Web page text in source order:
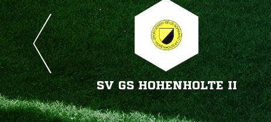
SV GS HOHENHOLTE II